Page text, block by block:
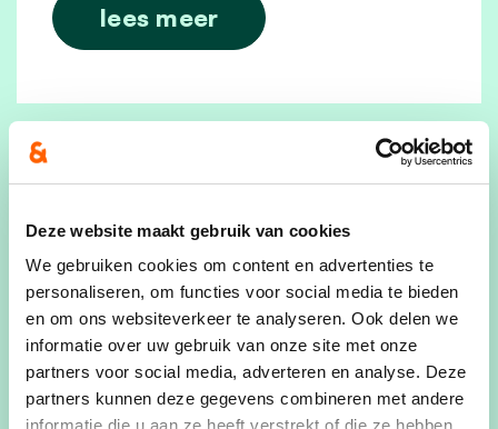
Deze website maakt gebruik van cookies
We gebruiken cookies om content en advertenties te
personaliseren, om functies voor social media te bieden
en om ons websiteverkeer te analyseren. Ook delen we
informatie over uw gebruik van onze site met onze
partners voor social media, adverteren en analyse. Deze
partners kunnen deze gegevens combineren met andere
informatie die u aan ze heeft verstrekt of die ze hebben
lees meer
Sparkx in Hasselt - Welkom
26/01/23
cd&v Hasselt leest het graag. 50 sporten
onder 1 dak, het grootste sportpretpark
van Europa en dat in ons mooie Hasselt!
De bouw van deze site werd vergund met
cd&v Hasselt aan het roer en 280 jobs in
het vooruitzicht. Vandaag, 6 jaar later, is